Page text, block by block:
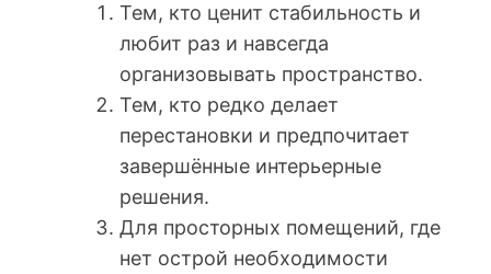
Тем, кто ценит стабильность и
любит раз и навсегда
организовывать пространство.
Тем, кто редко делает
перестановки и предпочитает
завершённые интерьерные
решения.
Для просторных помещений, где
нет острой необходимости